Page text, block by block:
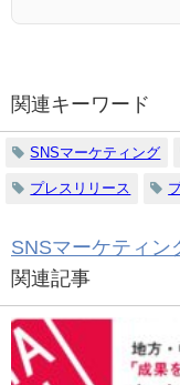
関連キーワード
SNSマーケティング
プレスリリース
SNSマーケティン
関連記事